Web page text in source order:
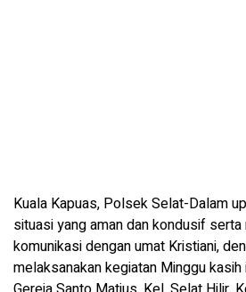
Kuala Kapuas, Polsek Selat-Dalam
situasi yang aman dan kondusif
komunikasi dengan umat Kristiani,
melaksanakan kegiatan Minggu